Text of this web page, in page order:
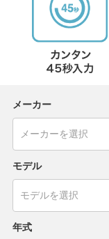
メーカー
モデル
年式